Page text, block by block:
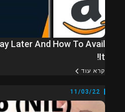
Later And How To Avail
It!
קרא עוד
11/03/22